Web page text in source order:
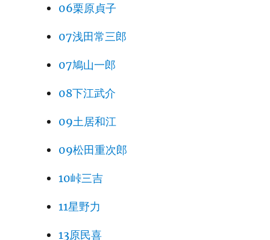
06栗原貞子
07浅田常三郎
07鳩山一郎
08下江武介
09土居和江
09松田重次郎
10峠三吉
11星野力
13原民喜